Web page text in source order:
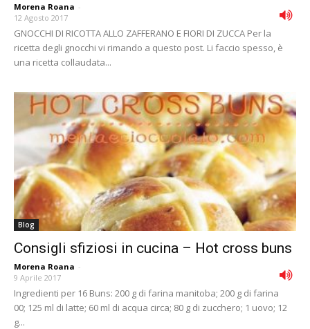
Morena Roana -
12 Agosto 2017
GNOCCHI DI RICOTTA ALLO ZAFFERANO E FIORI DI ZUCCA Per la
ricetta degli gnocchi vi rimando a questo post. Li faccio spesso, è
una ricetta collaudata...
Blog
Consigli sfiziosi in cucina – Hot cross buns
Morena Roana -
9 Aprile 2017
Ingredienti per 16 Buns: 200 g di farina manitoba; 200 g di farina
00; 125 ml di latte; 60 ml di acqua circa; 80 g di zucchero; 1 uovo; 12
g...